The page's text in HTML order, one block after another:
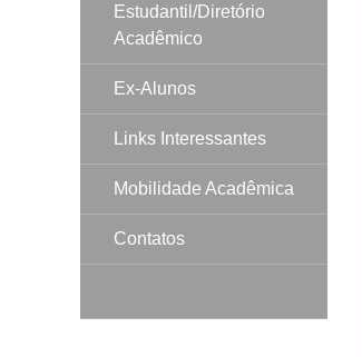
Estudantil/Diretório
Acadêmico
Ex-Alunos
Links Interessantes
Mobilidade Acadêmica
Contatos